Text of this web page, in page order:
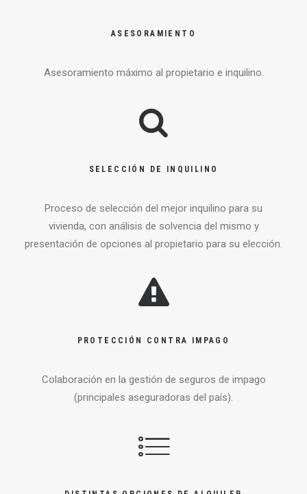
ASESORAMIENTO
Asesoramiento máximo al propietario e inquilino.
SELECCIÓN DE INQUILINO
Proceso de selección del mejor inquilino para su
vivienda, con análisis de solvencia del mismo y
presentación de opciones al propietario para su elección.
PROTECCIÓN CONTRA IMPAGO
Colaboración en la gestión de seguros de impago
(principales aseguradoras del país).